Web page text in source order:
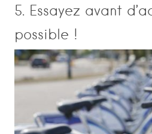
5. Essayez avant
possible !